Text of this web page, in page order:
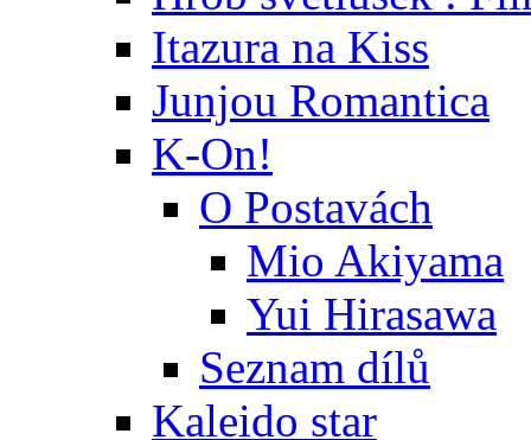
Itazura na Kiss
Junjou Romantica
K-On!
O Postavách
Mio Akiyama
Yui Hirasawa
Seznam dílů
Kaleido star